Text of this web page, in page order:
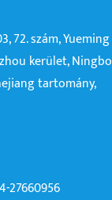
72. szám, Yueming
kerület, Ningbo
tartomány,
27660956